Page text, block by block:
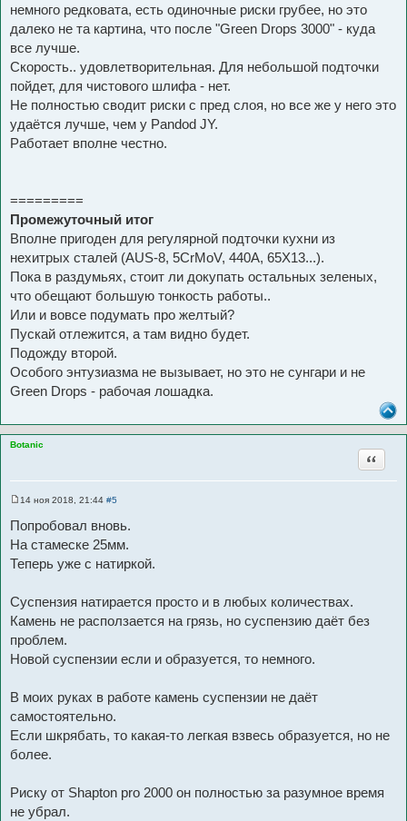
немного редковата, есть одиночные риски грубее, но это
далеко не та картина, что после "Green Drops 3000" - куда
все лучше.
Скорость.. удовлетворительная. Для небольшой подточки
пойдет, для чистового шлифа - нет.
Не полностью сводит риски с пред слоя, но все же у него это
удаётся лучше, чем у Pandod JY.
Работает вполне честно.
=========
Промежуточный итог
Вполне пригоден для регулярной подточки кухни из
нехитрых сталей (AUS-8, 5CrMoV, 440A, 65Х13...).
Пока в раздумьях, стоит ли докупать остальных зеленых,
что обещают большую тонкость работы..
Или и вовсе подумать про желтый?
Пускай отлежится, а там видно будет.
Подожду второй.
Особого энтузиазма не вызывает, но это не сунгари и не
Green Drops - рабочая лошадка.
Botanic
Цитата
о
б
щ
е
14 ноя 2018, 21:44 #5
Попробовал вновь.
На стамеске 25мм.
Теперь уже с натиркой.
Суспензия натирается просто и в любых количествах.
Камень не расползается на грязь, но суспензию даёт без
проблем.
Новой суспензии если и образуется, то немного.
В моих руках в работе камень суспензии не даёт
самостоятельно.
Если шкрябать, то какая-то легкая взвесь образуется, но не
более.
Риску от Shapton pro 2000 он полностью за разумное время
не убрал.